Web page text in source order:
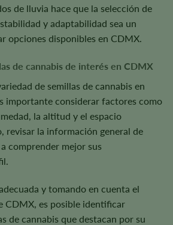
de lluvia hace que la selección de
y adaptabilidad sea un
opciones disponibles en CDMX.
de cannabis de interés en CDMX
de semillas de cannabis en
importante considerar factores como
la altitud y el espacio
revisar la información general de
comprender mejor sus
y tomando en cuenta el
CDMX, es posible identificar
de cannabis que destacan por su